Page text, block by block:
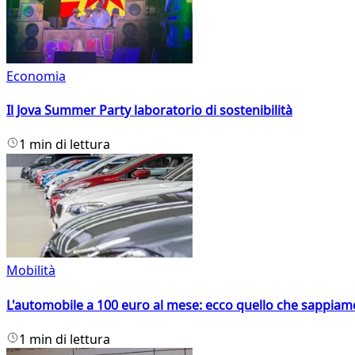
Economia
Il Jova Summer Party laboratorio di sostenibilità
1 min di lettura
Mobilità
L'automobile a 100 euro al mese: ecco quello che
1 min di lettura